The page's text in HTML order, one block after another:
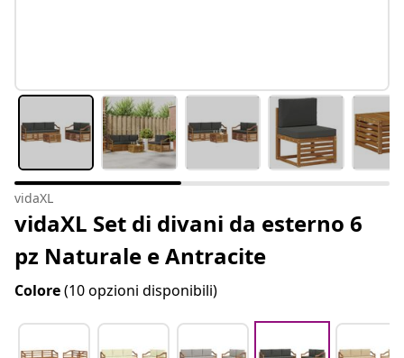
vidaXL
vidaXL Set di divani da esterno 6
pz Naturale e Antracite
Colore(10 opzioni disponibili)